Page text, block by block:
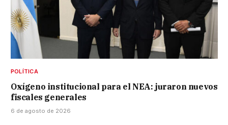
POLÍTICA
Oxígeno institucional para el NEA: juraron nuevos
fiscales generales
6 de agosto de 2026